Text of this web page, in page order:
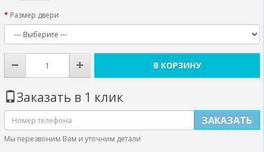
Размер двери
В КОРЗИНУ
Заказать в 1 клик
ЗАКАЗАТЬ
Мы перезвоним Вам и уточним детали